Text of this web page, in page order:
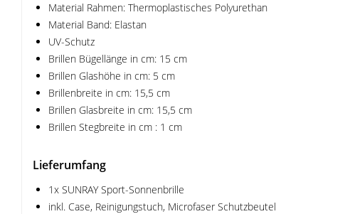
Material Rahmen: Thermoplastisches Polyurethan
Material Band: Elastan
UV-Schutz
Brillen Bügellänge in cm: 15 cm
Brillen Glashöhe in cm: 5 cm
Brillenbreite in cm: 15,5 cm
Brillen Glasbreite in cm: 15,5 cm
Brillen Stegbreite in cm : 1 cm
Lieferumfang
1x SUNRAY Sport-Sonnenbrille
inkl. Case, Reinigungstuch, Microfaser Schutzbeutel